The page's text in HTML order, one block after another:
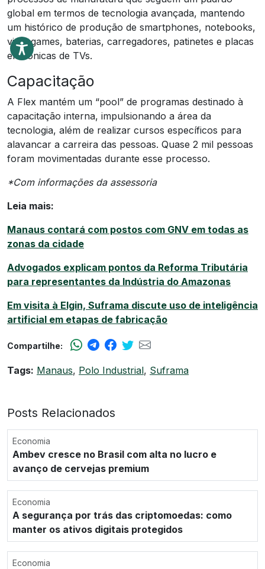
global em termos de tecnologia avançada, mantendo
um histórico de produção de smartphones, notebooks,
videogames, baterias, carregadores, patinetes e placas
eletrônicas de TVs.
Capacitação
A Flex mantém um “pool” de programas destinado à
capacitação interna, impulsionando a área da
tecnologia, além de realizar cursos específicos para
alavancar a carreira das pessoas. Quase 2 mil pessoas
foram movimentadas durante esse processo.
*Com informações da assessoria
Leia mais:
Manaus contará com postos com GNV em todas as
zonas da cidade
Advogados explicam pontos da Reforma Tributária
para representantes da Indústria do Amazonas
Em visita à Elgin, Suframa discute uso de inteligência
artificial em etapas de fabricação
Compartilhe:
Tags: Manaus, Polo Industrial, Suframa
Posts Relacionados
Economia
Ambev cresce no Brasil com alta no lucro e
avanço de cervejas premium
Economia
A segurança por trás das criptomoedas: como
manter os ativos digitais protegidos
Economia